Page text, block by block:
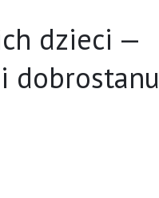
dzieci —
dobrostanu